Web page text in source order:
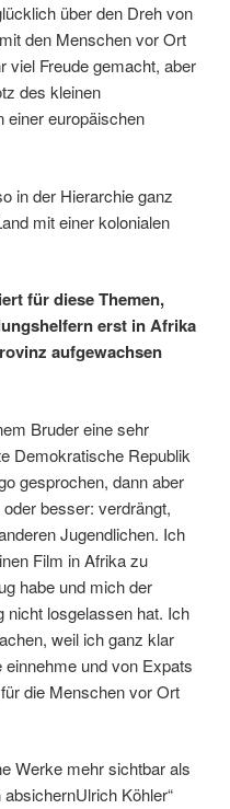
über den Dreh von
den Menschen vor Ort
viel Freude gemacht, aber
des kleinen
einer europäischen
in der Hierarchie ganz
mit einer kolonialen
für diese Themen,
erst in Afrika
aufgewachsen
Bruder eine sehr
Demokratische Republik
gesprochen, dann aber
besser: verdrängt,
Jugendlichen. Ich
Film in Afrika zu
habe und mich der
nicht losgelassen hat. Ich
weil ich ganz klar
und von Expats
die Menschen vor Ort
Werke mehr sichtbar als
absichernUlrich Köhler“